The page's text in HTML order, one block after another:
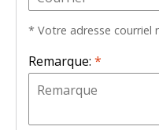
* Votre adresse courriel
Remarque: *